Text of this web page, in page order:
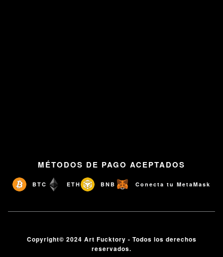
MÉTODOS DE PAGO ACEPTADOS
BTC ETH BNB Conecta tu MetaMask
Copyright© 2024 Art Fucktory - Todos los derechos
reservados.